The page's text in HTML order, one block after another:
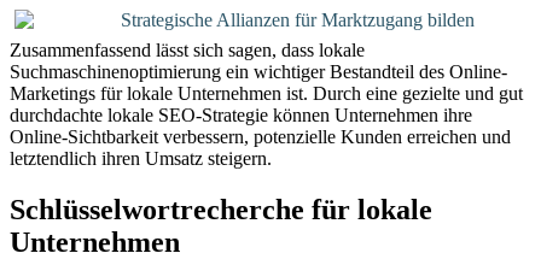
Strategische Allianzen für Marktzugang bilden
Zusammenfassend lässt sich sagen, dass lokale
Suchmaschinenoptimierung ein wichtiger Bestandteil des Online-
Marketings für lokale Unternehmen ist. Durch eine gezielte und gut
durchdachte lokale SEO-Strategie können Unternehmen ihre
Online-Sichtbarkeit verbessern, potenzielle Kunden erreichen und
letztendlich ihren Umsatz steigern.
Schlüsselwortrecherche für lokale
Unternehmen